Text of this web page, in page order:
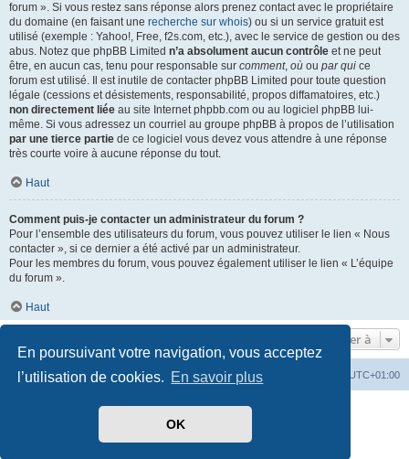
En poursuivant votre navigation, vous acceptez
l’utilisation de cookies. En savoir plus
OK
forum ». Si vous restez sans réponse alors prenez contact avec le propriétaire
du domaine (en faisant une recherche sur whois) ou si un service gratuit est
utilisé (exemple : Yahoo!, Free, f2s.com, etc.), avec le service de gestion ou des
abus. Notez que phpBB Limited n’a absolument aucun contrôle et ne peut
être, en aucun cas, tenu pour responsable sur comment, où ou par qui ce
forum est utilisé. Il est inutile de contacter phpBB Limited pour toute question
légale (cessions et désistements, responsabilité, propos diffamatoires, etc.)
non directement liée au site Internet phpbb.com ou au logiciel phpBB lui-
même. Si vous adressez un courriel au groupe phpBB à propos de l’utilisation
par une tierce partie de ce logiciel vous devez vous attendre à une réponse
très courte voire à aucune réponse du tout.
Haut
Comment puis-je contacter un administrateur du forum ?
Pour l’ensemble des utilisateurs du forum, vous pouvez utiliser le lien « Nous
contacter », si ce dernier a été activé par un administrateur.
Pour les membres du forum, vous pouvez également utiliser le lien « L’équipe
du forum ».
Haut
Aller à
Index du forum UTC+01:00
Développé parphpBB® Forum Software © phpBB Limited
Traduit par
Side-car club Français